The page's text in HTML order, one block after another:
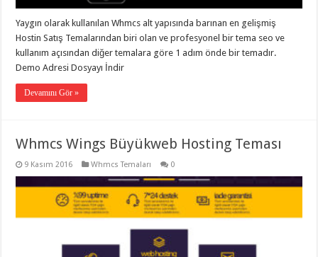
gaziantep
organizasyon
gaziantep
organizasyon,
gaziantep
palyaço,
twitter
twitter
takipçi
Yaygın olarak kullanılan Whmcs alt yapısında barınan en gelişmiş
Hostin Satış Temalarından biri olan ve profesyonel bir tema seo ve
kullanım açısından diğer temalara göre 1 adım önde bir temadır.
Demo Adresi Dosyayı İndir
Devamını Gör »
Whmcs Wings Büyükweb Hosting Teması
9 Kasım 2016 Whmcs Temaları 0